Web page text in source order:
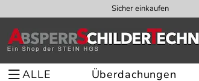
Sicher einkaufen
ALLE Überdachungen